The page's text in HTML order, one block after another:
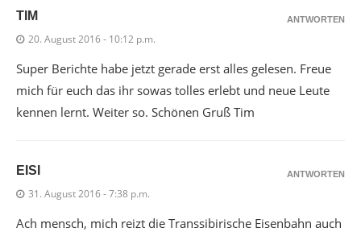
TIM
20. August 2016 - 10:12 p.m.
Super Berichte habe jetzt gerade erst alles gelesen. Freue
mich für euch das ihr sowas tolles erlebt und neue Leute
kennen lernt. Weiter so. Schönen Gruß Tim
ANTWORTEN
EISI
31. August 2016 - 7:38 p.m.
Ach mensch, mich reizt die Transsibirische Eisenbahn auch
ANTWORTEN